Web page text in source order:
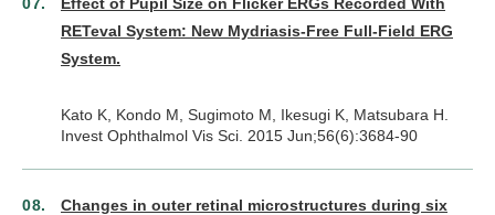
RETeval System: New Mydriasis-Free Full-Field ERG
System.
Kato K, Kondo M, Sugimoto M, Ikesugi K, Matsubara H.
Invest Ophthalmol Vis Sci. 2015 Jun;56(6):3684-90
Changes in outer retinal microstructures during six